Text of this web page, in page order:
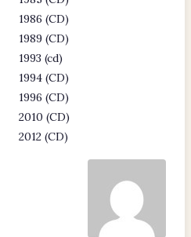
1986 (CD)
1989 (CD)
1993 (cd)
1994 (CD)
1996 (CD)
2010 (CD)
2012 (CD)